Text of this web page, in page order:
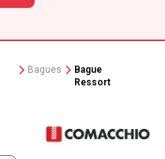
Bagues
Bague
Ressort